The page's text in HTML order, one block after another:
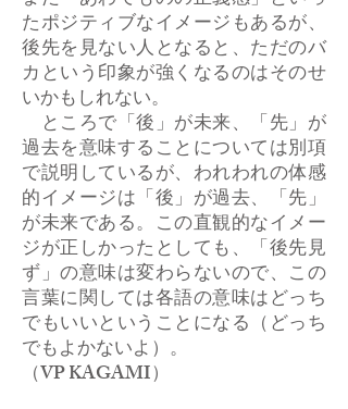
たポジティブなイメージもあるが、
後先を見ない人となると、ただのバ
カという印象が強くなるのはそのせ
いかもしれない。
ところで「後」が未来、「先」が
過去を意味することについては別項
で説明しているが、われわれの体感
的イメージは「後」が過去、「先」
が未来である。この直観的なイメー
ジが正しかったとしても、「後先見
ず」の意味は変わらないので、この
言葉に関しては各語の意味はどっち
でもいいということになる（どっち
でもよかないよ）。
（VP KAGAMI）